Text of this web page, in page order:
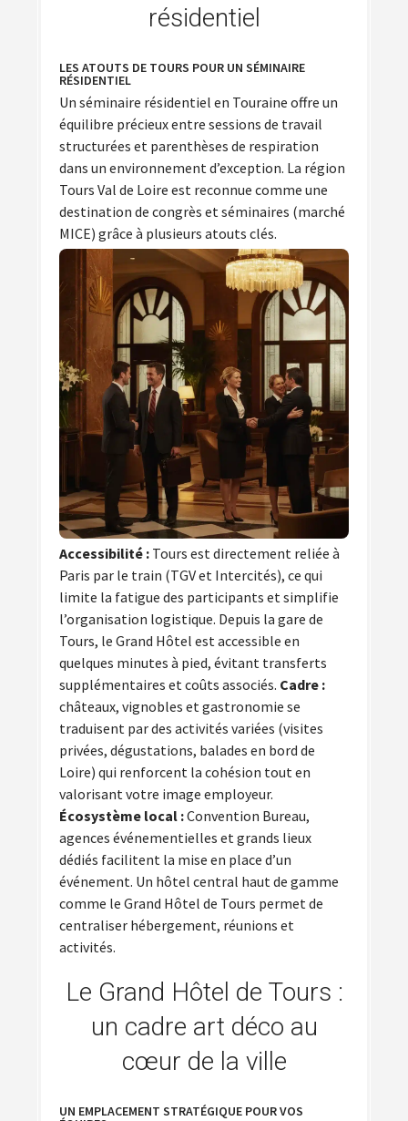
résidentiel
LES ATOUTS DE TOURS POUR UN SÉMINAIRE
RÉSIDENTIEL
Un séminaire résidentiel en Touraine offre un
équilibre précieux entre sessions de travail
structurées et parenthèses de respiration
dans un environnement d’exception. La région
Tours Val de Loire est reconnue comme une
destination de congrès et séminaires (marché
MICE) grâce à plusieurs atouts clés.
Accessibilité : Tours est directement reliée à
Paris par le train (TGV et Intercités), ce qui
limite la fatigue des participants et simplifie
l’organisation logistique. Depuis la gare de
Tours, le Grand Hôtel est accessible en
quelques minutes à pied, évitant transferts
supplémentaires et coûts associés. Cadre :
châteaux, vignobles et gastronomie se
traduisent par des activités variées (visites
privées, dégustations, balades en bord de
Loire) qui renforcent la cohésion tout en
valorisant votre image employeur.
Écosystème local :Convention Bureau,
agences événementielles et grands lieux
dédiés facilitent la mise en place d’un
événement. Un hôtel central haut de gamme
comme le Grand Hôtel de Tours permet de
centraliser hébergement, réunions et
activités.
Le Grand Hôtel de Tours :
un cadre art déco au
cœur de la ville
UN EMPLACEMENT STRATÉGIQUE POUR VOS